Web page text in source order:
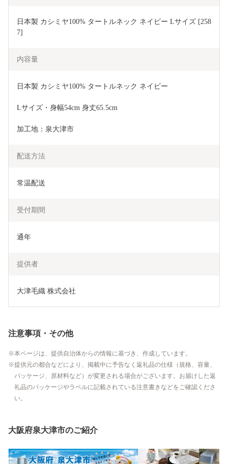
日本製 カシミヤ100% タートルネック ネイビー Lサイズ [258
7]
内容量
日本製 カシミヤ100% タートルネック ネイビー
Lサイズ・身幅54cm 身丈65.5cm
加工地：泉大津市
配送方法
常温配送
受付期間
通年
提供者
大津毛織 株式会社
注意事項・その他
本ページは、提供自治体からの情報に基づき、作成しています。
提供元の都合などにより、掲載中に予告なく返礼品の仕様（規格、容量、
パッケージ、原材料など）が変更される場合がございます。お届けした返
礼品のパッケージやラベルに記載されている注意書きなどをご確認くださ
い。
大阪府泉大津市のご紹介